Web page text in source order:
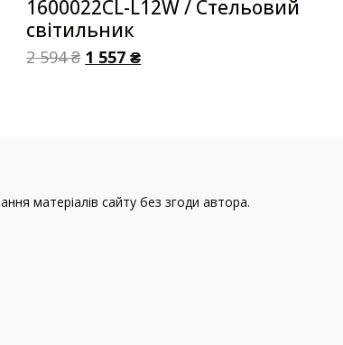
1600022CL-L12W / Стельовий
світильник
2 594₴ 1 557₴
матеріалів сайту без згоди автора.